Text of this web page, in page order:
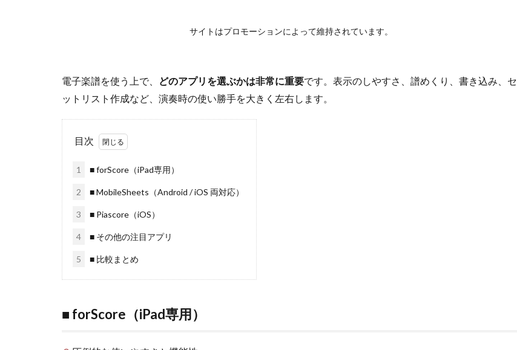
サイトはプロモーションによって維持されています。
電子楽譜を使う上で、 どのアプリを選ぶかは非常に重要です。表示のしやすさ、譜めくり、書き込み、セ
ットリスト作成など、演奏時の使い勝手を大きく左右します。
目次
1 ■ forScore（iPad専用）
2 ■ MobileSheets（Android / iOS 両対応）
3 ■ Piascore（iOS）
4 ■ その他の注目アプリ
5 ■ 比較まとめ
■ forScore（iPad専用）